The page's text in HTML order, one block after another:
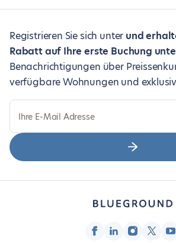
Registrieren Sie sich unter und
Rabatt auf Ihre erste Buchung
Benachrichtigungen über
verfügbare Wohnungen und
Ihre E-Mail Adresse